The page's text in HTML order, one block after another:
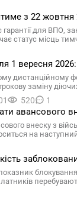
з 22 жовтня
для ВПО,
статус місць
1 вересня
дистанційному
заміну
520 1
авансового
внеску з
на